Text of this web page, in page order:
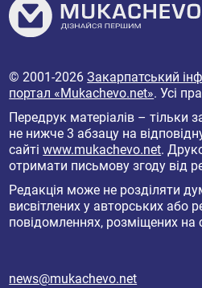
© 2001-2026Закарпатський
портал «Mukachevo.net». Усі
Передрук матеріалів – тільки
не нижче 3 абзацу на
сайтіwww.mukachevo.net.
отримати письмову згоду від
Редакція може не розділяти
висвітлених у авторських або
повідомленнях, розміщених на
news@mukachevo.net